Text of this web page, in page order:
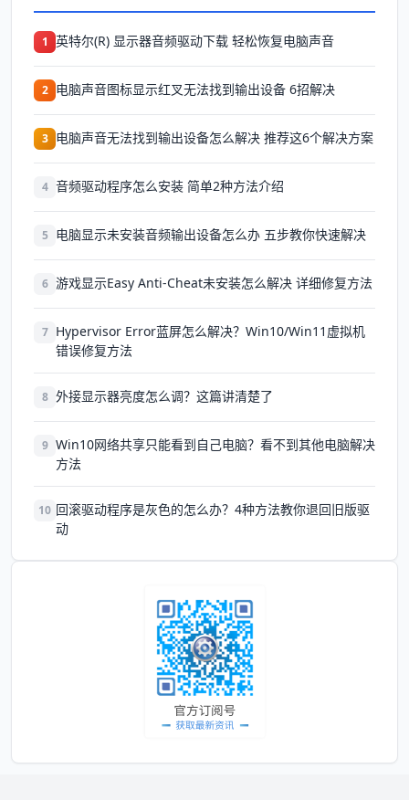
1 英特尔(R) 显示器音频驱动下载 轻松恢复电脑声音
2 电脑声音图标显示红叉无法找到输出设备 6招解决
3 电脑声音无法找到输出设备怎么解决 推荐这6个解决方案
4 音频驱动程序怎么安装 简单2种方法介绍
5 电脑显示未安装音频输出设备怎么办 五步教你快速解决
6 游戏显示Easy Anti-Cheat未安装怎么解决 详细修复方法
7 Hypervisor Error蓝屏怎么解决？Win10/Win11虚拟机
错误修复方法
8 外接显示器亮度怎么调？这篇讲清楚了
9 Win10网络共享只能看到自己电脑？看不到其他电脑解决
方法
10 回滚驱动程序是灰色的怎么办？4种方法教你退回旧版驱
动